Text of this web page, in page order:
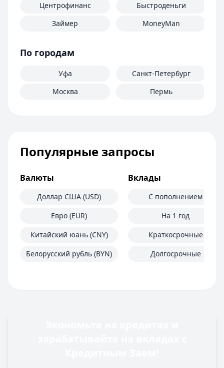
Центрофинанс
Займер
Быстроденьги
MoneyMan
По городам
Уфа
Москва
Санкт-Петербург
Пермь
Популярные запросы
Валюты
Доллар США (USD)
Евро (EUR)
Китайский юань (CNY)
Белорусский рубль (BYN)
Вклады
С пополнением
На 1 год
Краткосрочные
Долгосрочные